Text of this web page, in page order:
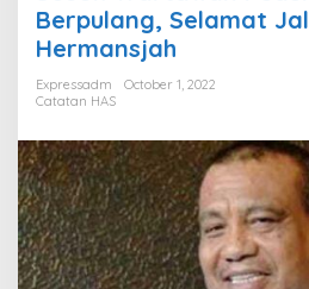
Pendidikan
Bung
Berpulang, Selamat
Hermansjah
Expressadm
October 1, 2022
Catatan HAS